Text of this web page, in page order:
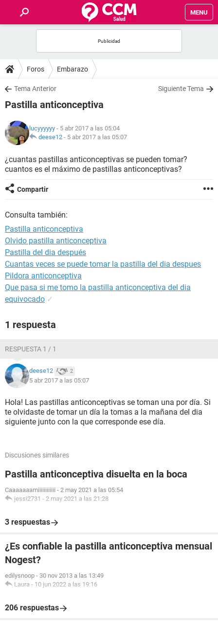
MENU
FOROS
SALUD
NUTRICIÓN
BIENESTAR
SEXUALIDAD
GLOSARIO
Foros Embarazo
Tema Anterior Siguiente Tema
Pastilla anticonceptiva
lucyyyyyy - 5 abr 2017 a las 05:04
deese12 - 5 abr 2017 a las 05:07
¿cuantas pastillas anticonceptivas se pueden tomar?
cuantos es el máximo de pastillas anticonceptivas?
Compartir
Consulta también:
Pastilla anticonceptiva
Olvido pastilla anticonceptiva
Pastilla del dia después
Cuantas veces se puede tomar la pastilla del dia despues
Pildora anticonceptiva
Que pasa si me tomo la pastilla anticonceptiva del dia
equivocado ✓
1 respuesta
RESPUESTA 1 / 1
deese12 2
5 abr 2017 a las 05:07
Hola! Las pastillas anticonceptivas se toman una por día. Si
te olvidaste de tomar un día la tomas a la mañana del dia
siguiente junto con la que corresponde ese día.
Discusiones similares
Pastilla anticonceptiva disuelta en la boca
Caaaaaaamiiiiiiiiiiii - 2 may 2021 a las 05:54
jessi2731 - 2 may 2021 a las 21:28
3 respuestas
¿Es confiable la pastilla anticonceptiva mensual
Nogest?
edilysnoop - 30 nov 2013 a las 13:49
Laura - 10 jun 2022 a las 19:16
206 respuestas